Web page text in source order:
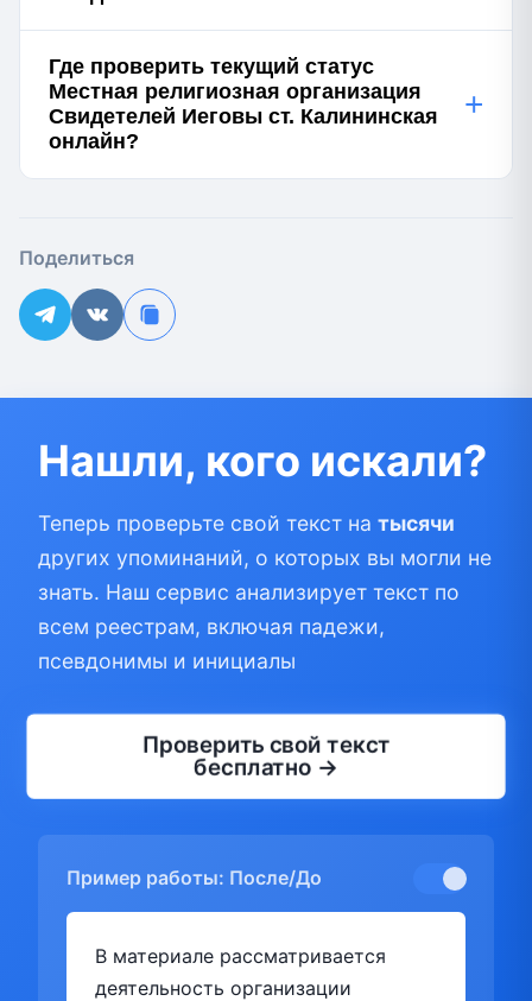
Где проверить текущий статус
Местная религиозная организация
Свидетелей Иеговы ст. Калининская
онлайн?
+
Поделиться
Нашли, кого искали?
Теперь проверьте свой текст на тысячи
других упоминаний, о которых вы могли не
знать. Наш сервис анализирует текст по
всем реестрам, включая падежи,
псевдонимы и инициалы
Проверить свой текст
бесплатно →
Пример работы: После/До
В материале рассматривается
деятельность организации